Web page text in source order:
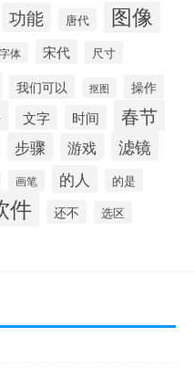
功能 唐代 图像
字体 宋代 尺寸
我们可以 抠图
操作
文字 时间 春节
步骤 游戏 滤镜
画笔 的人 的是
件 还不 选区